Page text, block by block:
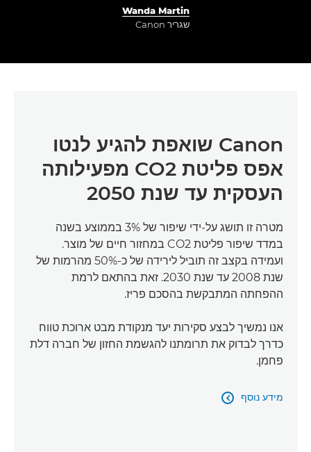
Wanda Martin
שגריר Canon
Canon שואפת להגיע לנטו
אפס פליטת CO2 מפעילותה
העסקית עד שנת 2050
מטרה זו תושג על-ידי שיפור של 3% בממוצע בשנה
במדד שיפור פליטת CO2 במחזור חיים של מוצר.
ועמידה בקצב זה תוביל לירידה של כ-50% מהרמות של
שנת 2008 עד שנת 2030. זאת בהתאם לרמת
ההפחתה המתבקשת בהסכם פריז.
אנו נמשיך לבצע סקירות יעד מנקודת מבט ארוכת טווח
כדרך לבדוק את תרומתנו להגשמת החזון של חברה דלת
פחמן.
מידע נוסף 